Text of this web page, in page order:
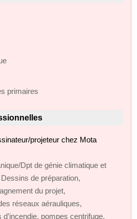
primaires
projeteur chez Mota
Dpt de génie climatique et
de préparation,
du projet,
réseaux aérauliques,
pompes centrifuge,